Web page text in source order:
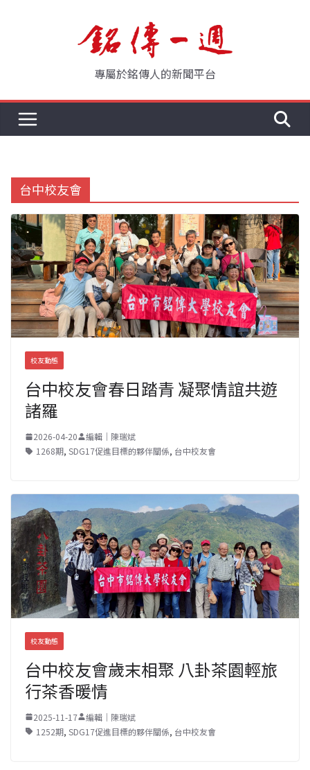
專屬於銘傳人的新聞平台
台中校友會
校友動態
台中校友會春日踏青 凝聚情誼共遊
諸羅
2026-04-20
編輯｜陳瑞斌
1268期, SDG17促進目標的夥伴關係, 台中校友會
校友動態
台中校友會歲末相聚 八卦茶園輕旅
行茶香暖情
2025-11-17
編輯｜陳瑞斌
1252期, SDG17促進目標的夥伴關係, 台中校友會